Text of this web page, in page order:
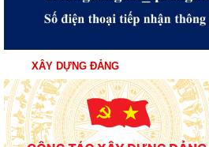
XÂY DỰNG ĐẢNG